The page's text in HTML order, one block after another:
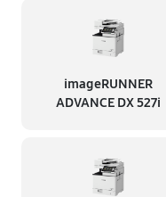
imageRUNNER
ADVANCE DX 527i